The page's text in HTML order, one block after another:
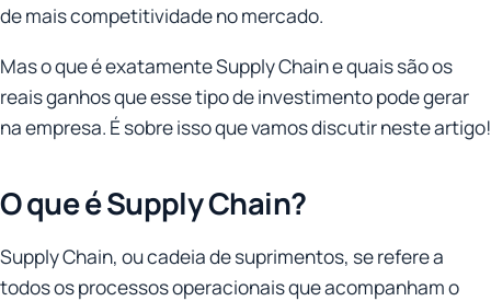
de mais competitividade no mercado.
Mas o que é exatamente Supply Chain e quais são os
reais ganhos que esse tipo de investimento pode gerar
na empresa. É sobre isso que vamos discutir neste artigo!
O que é Supply Chain?
Supply Chain, ou cadeia de suprimentos, se refere a
todos os processos operacionais que acompanham o